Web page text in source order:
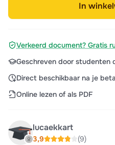
In
Verkeerd document? Gratis
Geschreven door studenten
Direct beschikbaar na je
Online lezen of als PDF
lucaekkart
3,9 (9)